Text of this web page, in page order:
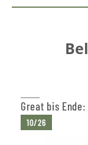
Great bis Ende:
10/26